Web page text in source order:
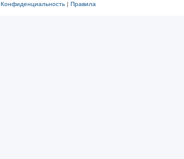
Конфиденциальность| Правила